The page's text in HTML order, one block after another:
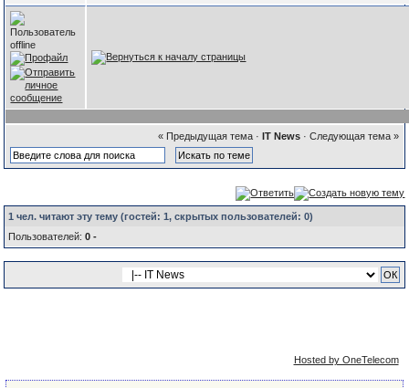
« Предыдущая тема· IT News· Следующая тема »
1 чел. читают эту тему (гостей:1, скрытых пользователей:0)
Пользователей:0 -
Hosted by OneTelecom